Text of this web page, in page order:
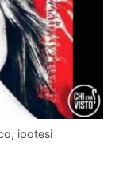
ipotesi